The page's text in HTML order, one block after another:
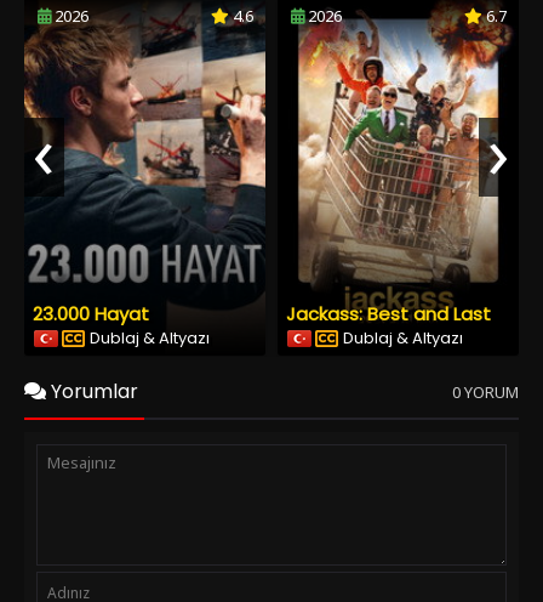
2026 4.6
23.000 Hayat
Dublaj & Altyazı
2026 6.7
Jackass: Best and Last
Dublaj & Altyazı
‹ ›
Yorumlar 0 YORUM